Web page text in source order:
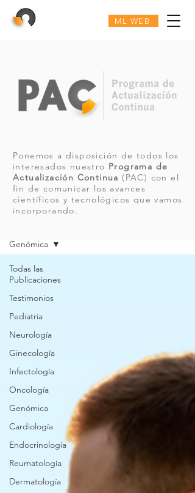
ML WEB
Todas las
Publicaciones
Testimonios
Pediatría
Neurología
Ginecología
Infectología
Oncología
Genómica
Cardiología
Endocrinología
Reumatología
Dermatología
Genómica
Ponemos a disposición de todos los
interesados nuestro Programa de
Actualización Continua (PAC) con el
fin de comunicar los avances
científicos y tecnológicos que vamos
incorporando.